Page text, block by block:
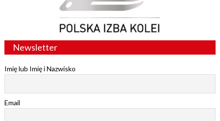
Newsletter
Imię lub Imię i Nazwisko
Email